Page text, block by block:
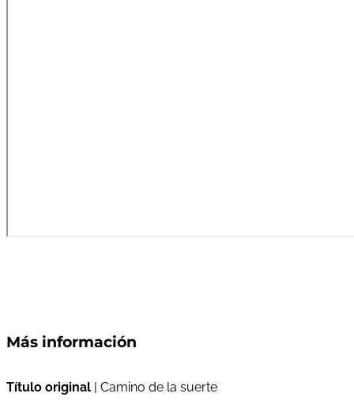
Más información
Título original | Camino de la suerte